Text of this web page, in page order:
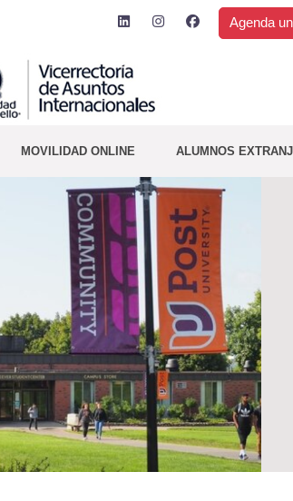
Agenda
MOVILIDAD ONLINE ALUMNOS